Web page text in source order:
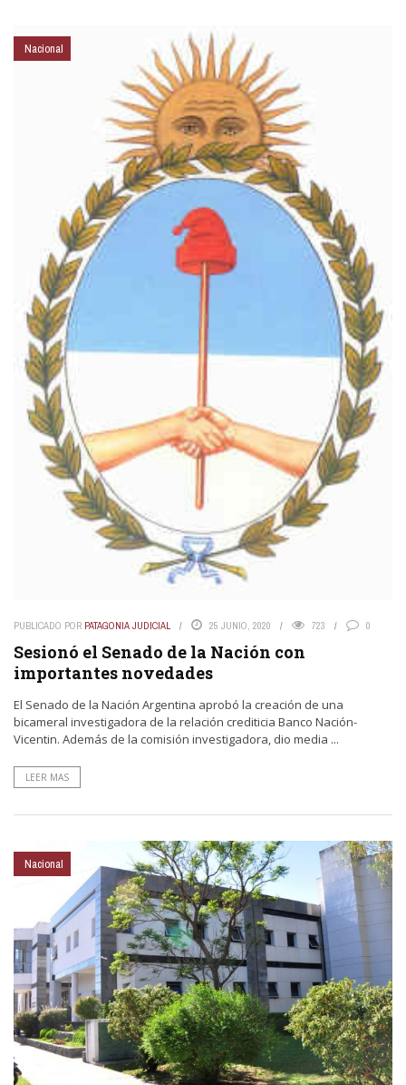
Nacional
PUBLICADO POR PATAGONIA JUDICIAL 25 JUNIO, 2020 723 0
Sesionó el Senado de la Nación con
importantes novedades
El Senado de la Nación Argentina aprobó la creación de una
bicameral investigadora de la relación crediticia Banco Nación-
Vicentin. Además de la comisión investigadora, dio media ...
LEER MAS
Nacional